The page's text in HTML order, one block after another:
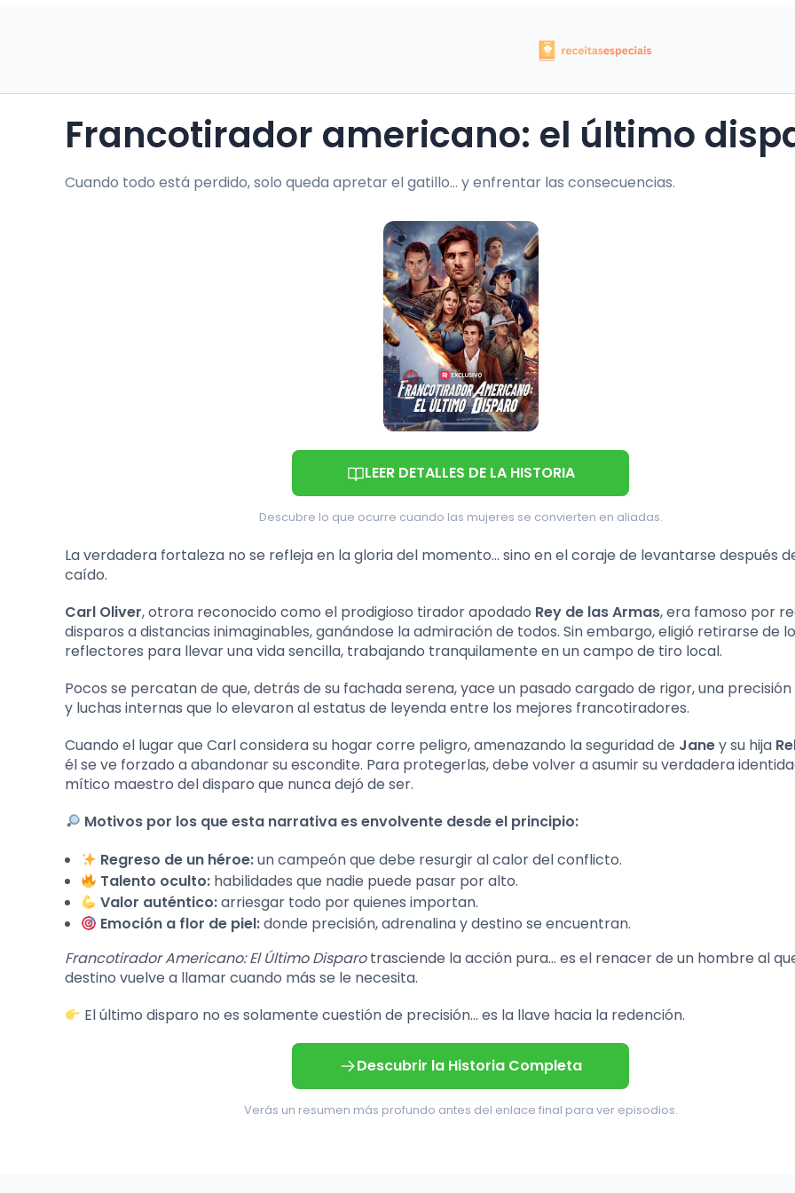
Francotirador americano: el último
Cuando todo está perdido, solo queda apretar el gatillo… y enfrentar las consecuencias.
LEER DETALLES DE LA HISTORIA
Descubre lo que ocurre cuando las mujeres se convierten en aliadas.
La verdadera fortaleza no se refleja en la gloria del momento… sino en el coraje de levantarse después
caído.
Carl Oliver, otrora reconocido como el prodigioso tirador apodado Rey de las Armas, era famoso por
disparos a distancias inimaginables, ganándose la admiración de todos. Sin embargo, eligió retirarse de
reflectores para llevar una vida sencilla, trabajando tranquilamente en un campo de tiro local.
Pocos se percatan de que, detrás de su fachada serena, yace un pasado cargado de rigor, una
y luchas internas que lo elevaron al estatus de leyenda entre los mejores francotiradores.
Cuando el lugar que Carl considera su hogar corre peligro, amenazando la seguridad de Janey su hija
él se ve forzado a abandonar su escondite. Para protegerlas, debe volver a asumir su verdadera
mítico maestro del disparo que nunca dejó de ser.
Motivos por los que esta narrativa es envolvente desde el principio:
Regreso de un héroe:un campeón que debe resurgir al calor del conflicto.
Talento oculto: habilidades que nadie puede pasar por alto.
Valor auténtico:arriesgar todo por quienes importan.
Emoción a flor de piel:donde precisión, adrenalina y destino se encuentran.
Francotirador Americano: El Último Disparotrasciende la acción pura… es el renacer de un hombre al
destino vuelve a llamar cuando más se le necesita.
El último disparo no es solamente cuestión de precisión… es la llave hacia la redención.
Descubrir la Historia Completa
Verás un resumen más profundo antes del enlace final para ver episodios.